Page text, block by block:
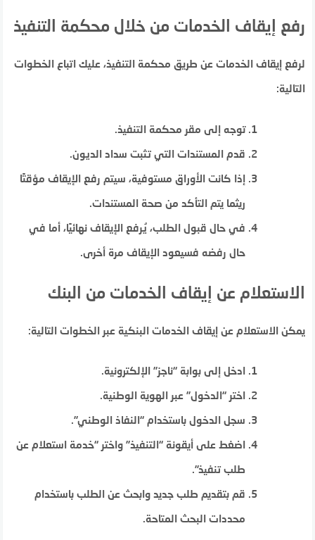
رفع إيقاف الخدمات من خلال محكمة التنفيذ
لرفع إيقاف الخدمات عن طريق محكمة التنفيذ، عليك اتباع الخطوات
التالية:
توجه إلى مقر محكمة التنفيذ.
قدم المستندات التي تثبت سداد الديون.
إذا كانت الأوراق مستوفية، سيتم رفع الإيقاف مؤقتًا
ريثما يتم التأكد من صحة المستندات.
في حال قبول الطلب، يُرفع الإيقاف نهائيًا، أما في
حال رفضه فسيعود الإيقاف مرة أخرى.
الاستعلام عن إيقاف الخدمات من البنك
يمكن الاستعلام عن إيقاف الخدمات البنكية عبر الخطوات التالية:
ادخل إلى بوابة “ناجز” الإلكترونية.
اختر “الدخول” عبر الهوية الوطنية.
سجل الدخول باستخدام “النفاذ الوطني”.
اضغط على أيقونة “التنفيذ” واختر “خدمة استعلام عن
طلب تنفيذ”.
قم بتقديم طلب جديد وابحث عن الطلب باستخدام
محددات البحث المتاحة.